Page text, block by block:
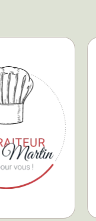
Maxime vous
des plats
fonction des
et de son
pourrez
différents
enseignes